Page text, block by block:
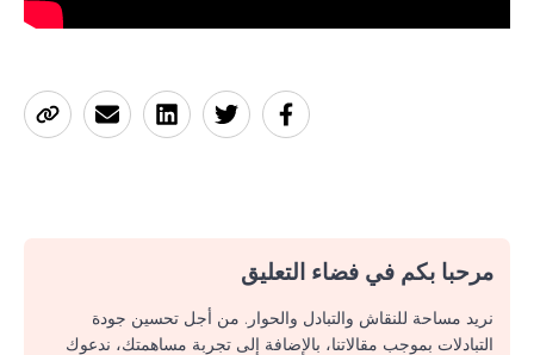
مرحبا بكم في فضاء التعليق
نريد مساحة للنقاش والتبادل والحوار. من أجل تحسين جودة
التبادلات بموجب مقالاتنا، بالإضافة إلى تجربة مساهمتك، ندعوك